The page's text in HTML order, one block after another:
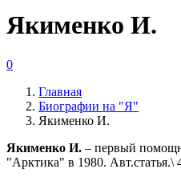
Якименко И.
0
Главная
Биографии на "Я"
Якименко И.
Якименко И. – первый
"Арктика" в 1980. Авт.статья.\